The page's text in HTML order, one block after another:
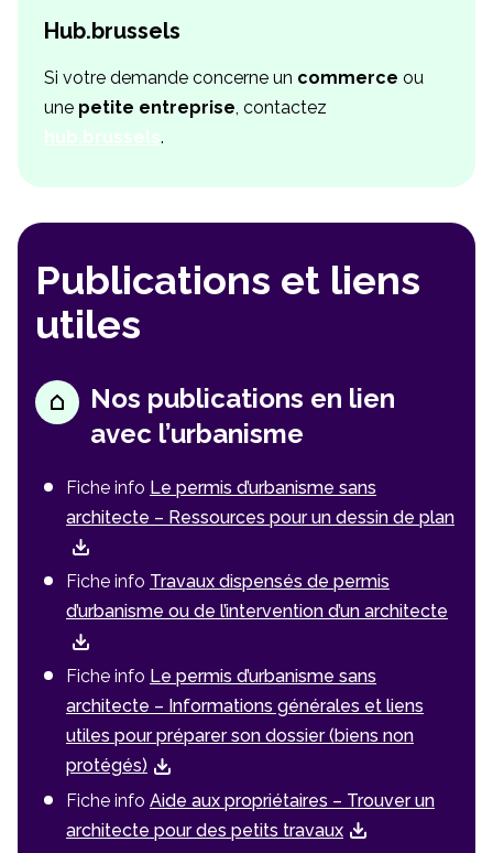
Hub.brussels
Si votre demande concerne un commerce ou
une petite entreprise, contactez
hub.brussels.
Publications et liens
utiles
Nos publications en lien
avec l’urbanisme
Fiche info Le permis d’urbanisme sans
architecte – Ressources pour un dessin de plan
Fiche info Travaux dispensés de permis
d’urbanisme ou de l’intervention d’un architecte
Fiche info Le permis d’urbanisme sans
architecte – Informations générales et liens
utiles pour préparer son dossier (biens non
protégés)
Fiche info Aide aux propriétaires – Trouver un
architecte pour des petits travaux